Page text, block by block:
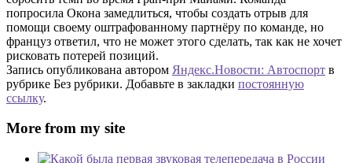
попросила Окона замедлиться, чтобы создать отрыв для
помощи своему оштрафованному партнёру по команде, но
француз ответил, что не может этого сделать, так как не хочет
рисковать потерей позиций.
Запись опубликована автором Яндекс.Новости: Автоспорт в
рубрике Без рубрики. Добавьте в закладки постоянную
ссылку.
More from my site